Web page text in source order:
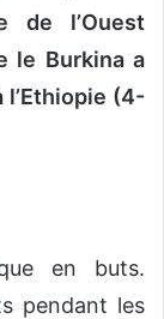
de l’Ouest
le Burkina a
l’Ethiopie (4-
en buts.
pendant les